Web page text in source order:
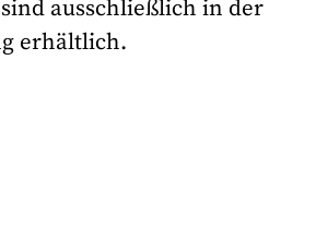
ausschließlich in der
erhältlich.